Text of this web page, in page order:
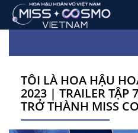
TÔI LÀ HOA HẬU
2023 | TRAILER TẬP
TRỞ THÀNH MISS